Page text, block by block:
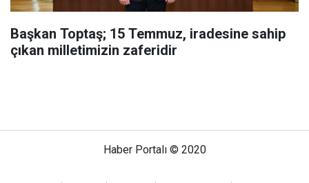
Başkan Toptaş; 15 Temmuz, iradesine sahip
çıkan milletimizin zaferidir
Haber Portalı © 2020